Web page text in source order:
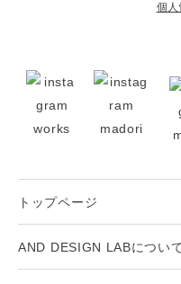
個
トップページ
AND DESIGN LABについて